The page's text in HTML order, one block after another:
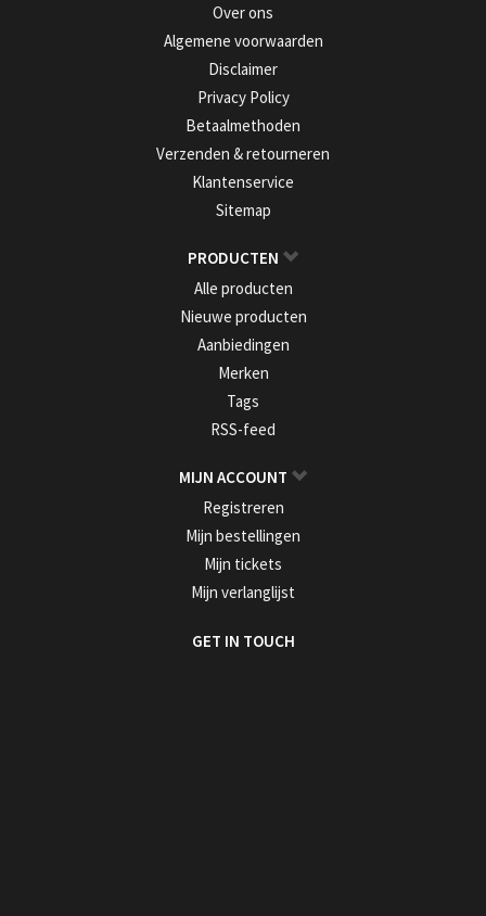
Over ons
Algemene voorwaarden
Disclaimer
Privacy Policy
Betaalmethoden
Verzenden & retourneren
Klantenservice
Sitemap
PRODUCTEN
Alle producten
Nieuwe producten
Aanbiedingen
Merken
Tags
RSS-feed
MIJN ACCOUNT
Registreren
Mijn bestellingen
Mijn tickets
Mijn verlanglijst
GET IN TOUCH